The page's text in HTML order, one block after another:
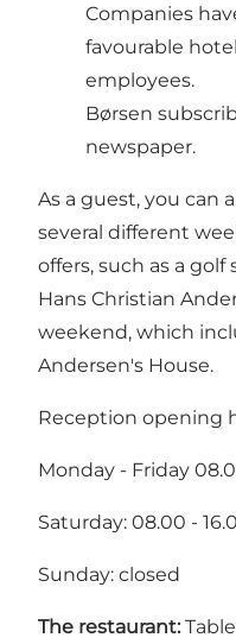
Companies
favourable
employees.
Børsen
newspaper.
As a guest, you can
several different
offers, such as a golf
Hans Christian
weekend, which
Andersen's House.
Reception opening
Monday - Friday
Saturday: 08.00 -
Sunday: closed
The restaurant: